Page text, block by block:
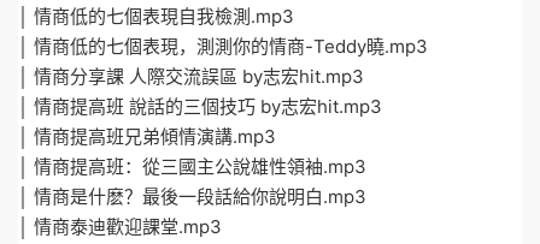
│ 情商低的七個表現自我檢測.mp3
│ 情商低的七個表現，測測你的情商-Teddy曉.mp3
│ 情商分享課 人際交流誤區 by志宏hit.mp3
│ 情商提高班 說話的三個技巧 by志宏hit.mp3
│ 情商提高班兄弟傾情演講.mp3
│ 情商提高班：從三國主公說雄性領袖.mp3
│ 情商是什麽？最後一段話給你說明白.mp3
│ 情商泰迪歡迎課堂.mp3